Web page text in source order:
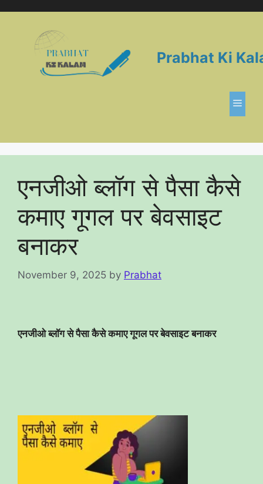
Prabhat Ki
एनजीओ ब्लॉग से पैसा कैसे
कमाए गूगल पर बेवसाइट
बनाकर
November 9, 2025 by Prabhat
एनजीओ ब्लॉग से पैसा कैसे कमाए गूगल पर बेवसाइट बनाकर